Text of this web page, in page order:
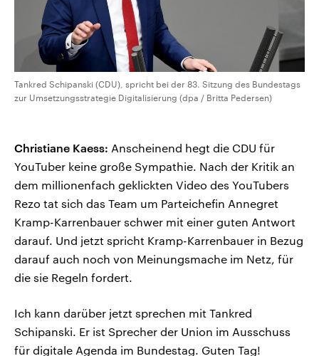
Tankred Schipanski (CDU), spricht bei der 83. Sitzung des Bundestags
zur Umsetzungsstrategie Digitalisierung (dpa / Britta Pedersen)
Christiane Kaess: Anscheinend hegt die CDU für
YouTuber keine große Sympathie. Nach der Kritik an
dem millionenfach geklickten Video des YouTubers
Rezo tat sich das Team um Parteichefin Annegret
Kramp-Karrenbauer schwer mit einer guten Antwort
darauf. Und jetzt spricht Kramp-Karrenbauer in Bezug
darauf auch noch von Meinungsmache im Netz, für
die sie Regeln fordert.
Ich kann darüber jetzt sprechen mit Tankred
Schipanski. Er ist Sprecher der Union im Ausschuss
für digitale Agenda im Bundestag. Guten Tag!